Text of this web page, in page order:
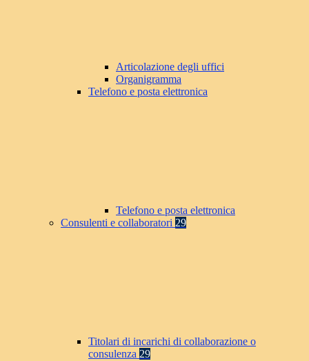
Articolazione degli uffici
Organigramma
Telefono e posta elettronica
Telefono e posta elettronica
Consulenti e collaboratori 29
Titolari di incarichi di collaborazione o
consulenza 29